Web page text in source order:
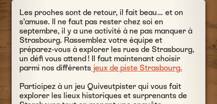
Les proches sont de retour, il fait beau… et on
s’amuse. Il ne faut pas rester chez soi en
septembre, il y a une activité à ne pas manquer à
Strasbourg. Rassemblez votre équipe et
préparez-vous à explorer les rues de Strasbourg,
un défi vous attend ! Il faut maintenant choisir
parmi nos différents jeux de piste Strasbourg.
Participez à un jeu Quiveutpister qui vous fait
explorer les lieux historiques et surprenants de